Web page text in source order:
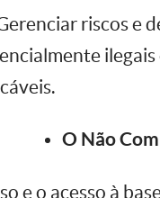
riscos e
ilegais
O Não
e o acesso à